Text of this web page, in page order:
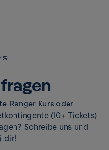
Ranger Kurs oder
(10+ Tickets)
Schreibe uns und
dir!